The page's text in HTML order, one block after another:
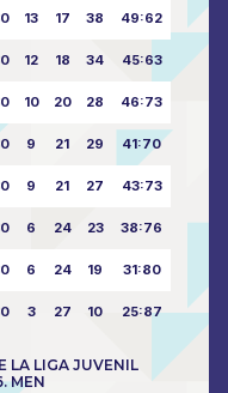
13 17 38 49:62
12 18 34 45:63
10 20 28 46:73
9 21 29 41:70
9 21 27 43:73
6 24 23 38:76
6 24 19 31:80
3 27 10 25:87
LA LIGA JUVENIL
MEN